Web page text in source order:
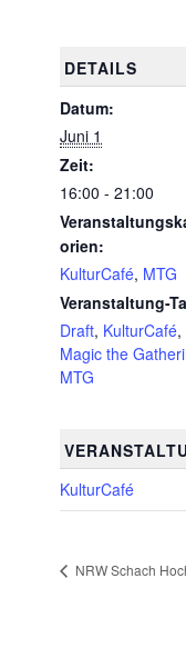
DETAILS
Datum:
Juni 1
Zeit:
16:00 - 21:00
orien:
KulturCafé, MTG
Veranstaltung-
Draft, KulturCafé,
Magic the
MTG
KulturCafé
NRW Schach